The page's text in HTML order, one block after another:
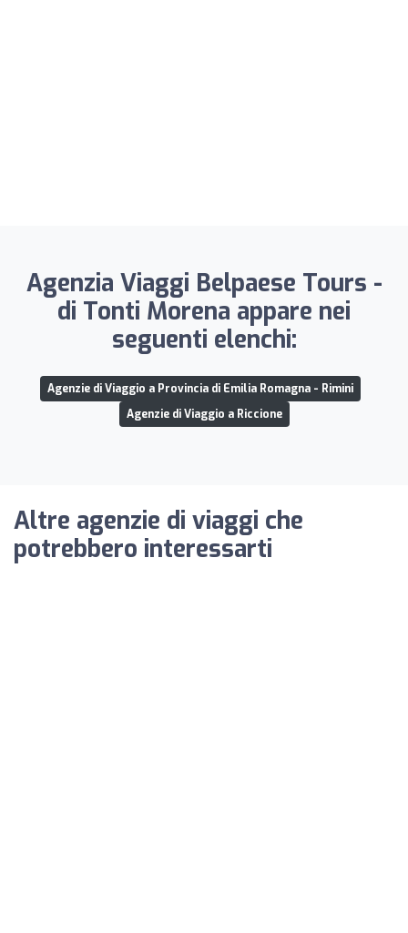
Agenzia Viaggi Belpaese Tours -
di Tonti Morena appare nei
seguenti elenchi:
Agenzie di Viaggio a Provincia di Emilia Romagna - Rimini
Agenzie di Viaggio a Riccione
Altre agenzie di viaggi che
potrebbero interessarti